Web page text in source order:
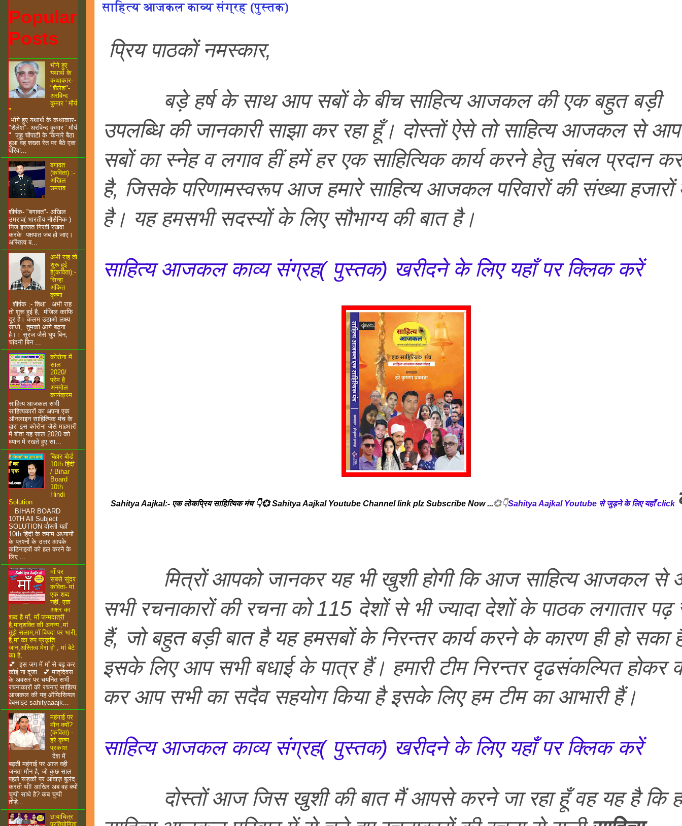
साहित्य आजकल काव्य संग्रह (पुस्तक)
प्रिय पाठकों नमस्कार,
बड़े हर्ष के साथ आप सबों के बीच साहित्य आजकल की एक बहुत बड़ी
उपलब्धि की जानकारी साझा कर रहा हूँ। दोस्तों ऐसे तो साहित्य आजकल से आप
सबों का स्नेह व लगाव हीं हमें हर एक साहित्यिक कार्य करने हेतु संबल प्रदान
है, जिसके परिणामस्वरूप आज हमारे साहित्य आजकल परिवारों की संख्या हजारों
है। यह हमसभी सदस्यों के लिए सौभाग्य की बात है।
साहित्य आजकल काव्य संग्रह( पुस्तक) खरीदने के लिए यहाँ पर क्लिक करें
Sahitya Aajkal:- एक लोकप्रिय साहित्यिक मंच 👇💞 Sahitya Aajkal Youtube Channel link plz Subscribe Now ...💞👇Sahitya Aajkal Youtube से जुड़ने के लिए यहाँ click
मित्रों आपको जानकर यह भी खुशी होगी कि आज साहित्य आजकल से
सभी रचनाकारों की रचना को 115 देशों से भी ज्यादा देशों के पाठक लगातार पढ़
हैं, जो बहुत बड़ी बात है यह हमसबों के निरन्तर कार्य करने के कारण ही हो सका
इसके लिए आप सभी बधाई के पात्र हैं। हमारी टीम निरन्तर दृढसंकल्पित होकर
कर आप सभी का सदैव सहयोग किया है इसके लिए हम टीम का आभारी हैं।
साहित्य आजकल काव्य संग्रह( पुस्तक) खरीदने के लिए यहाँ पर क्लिक करें
दोस्तों आज जिस खुशी की बात मैं आपसे करने जा रहा हूँ वह यह है कि
Popular
Posts
भोगे हुए
यथार्थ के
कथाकार-
"शैलेश"-
अरविन्द
कुमार ' मौर्य
"
भोगे हुए यथार्थ के कथाकार-
"शैलेश"- अरविन्द कुमार ' मौर्य
" जुहू चौपाटी के किनारे बैठा
हुआ वह शख्स रेत पर बैठे एक
परिवा...
बगावत
(कविता) :-
अखिल
उमराव
शीर्षक- "बगावत"- अखिल
उमराव( भारतीय नौसैनिक )
निज इज्जत गिरवी रखवा
करके पक्षपात जब हो जाए।
अस्तित्व ब...
अभी राह तो
शुरू हुई
है(कविता):-
सिन्हा
अंकित
कृष्णा
शीर्षक :- शिक्षा अभी राह
तो शुरू हुई है, मंजिल काफि
दूर है। कलम उठाओ लक्ष्य
साधो, तुमको आगे बढ़ना
है।। सुरज जैसे धुप बिन,
चांदनी बिन ...
कोरोना में
साल
2020/
प्रेम है
अनमोल
कार्यक्रम
साहित्य आजकल सभी
साहित्यकारों का अपना एक
ऑनलाइन साहित्यिक मंच के
द्वारा इस कोरोना जैसे माहमारी
में बीता यह साल 2020 को
ध्यान में रखते हुए सा...
बिहार बोर्ड
10th हिंदी
/ Bihar
Board
10th
Hindi
Solution
BIHAR BOARD
10TH All Subject
SOLUTION दोस्तों यहाँ
10th हिंदी के तमाम अध्यायों
के प्रश्नों के उत्तर आपके
कठिनाइयों को हल करने के
लिए ...
माँ पर
सबसे सुंदर
कविता- मां
एक शब्द
नहीं, एक
अक्षर का
शब्द है माँ, माँ जन्मदात्री
है,मातृशक्ति की अनन्य ,मां
तुझे सलाम,माॅ विपदा पर भारी,
है,मां का रुप प्रकृति
जान,अस्तित्व मेरा हो , मां बेटे
का है,
💕 इस जग में माँ से बढ़ कर
कोई ना दूजा...💕 मातृदिवस
के अवसर पर चयनित सभी
रचनाकारों की रचनाएं साहित्य
आजकल की यह ऑफिसियल
वेबसाइट sahityaaajk...
महंगाई पर
मौन क्यों?
(कविता) -
हरे कृष्ण
प्रकाश
देश में
बढ़ती महंगाई पर आज वही
जनता मौन है, जो कुछ साल
पहले सड़कों पर आवाज़ बुलंद
करती थी! आखिर अब वह क्यों
चुप्पी साधे है? कब चुप्पी
तोड़े...
छायाचित्र
प्रतियोगिता